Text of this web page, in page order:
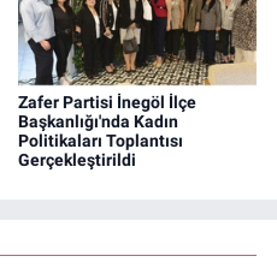
Zafer Partisi İnegöl İlçe
Başkanlığı'nda Kadın
Politikaları Toplantısı
Gerçekleştirildi